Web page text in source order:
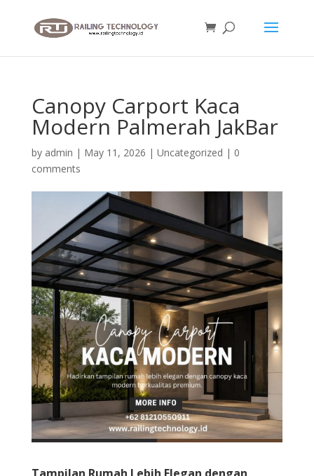
Canopy Carport Kaca
Modern Palmerah JakBar
by admin | May 11, 2026 | Uncategorized | 0
comments